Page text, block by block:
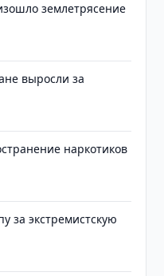
землетрясение
выросли за
наркотиков
за экстремистскую